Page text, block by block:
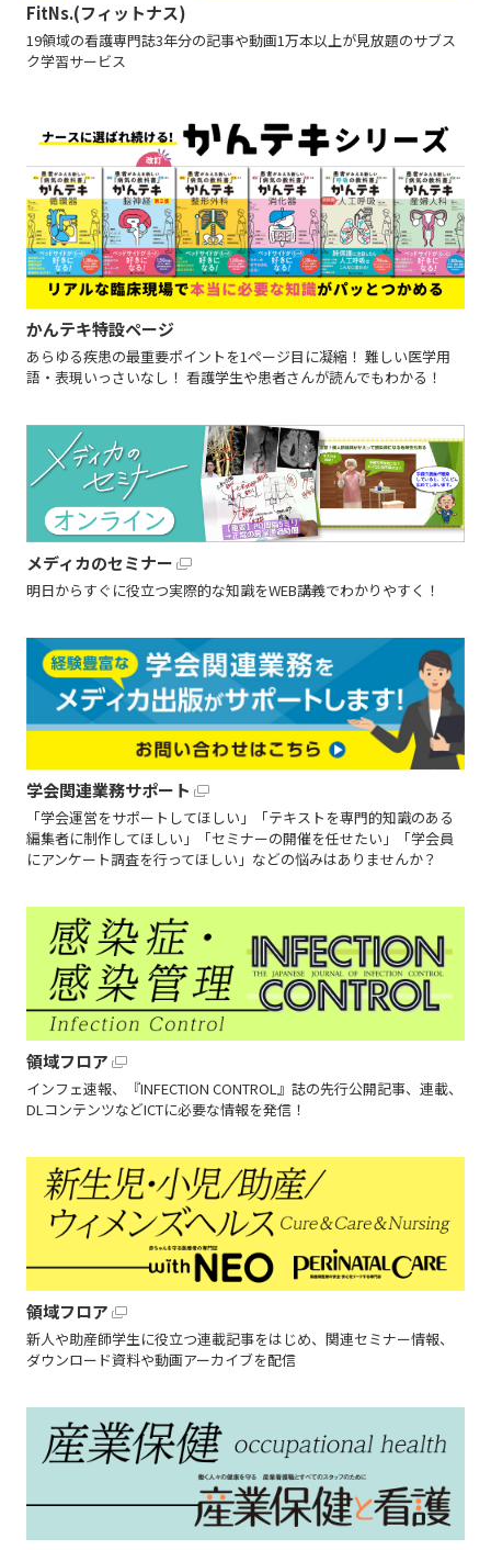
FitNs.(フィットナス)
19領域の看護専門誌3年分の記事や動画1万本以上が見放題のサブス
ク学習サービス
かんテキ特設ページ
あらゆる疾患の最重要ポイントを1ページ目に凝縮！ 難しい医学用
語・表現いっさいなし！ 看護学生や患者さんが読んでもわかる！
メディカのセミナー
明日からすぐに役立つ実際的な知識をWEB講義でわかりやすく！
学会関連業務サポート
「学会運営をサポートしてほしい」「テキストを専門的知識のある
編集者に制作してほしい」「セミナーの開催を任せたい」「学会員
にアンケート調査を行ってほしい」などの悩みはありませんか？
領域フロア
インフェ速報、『INFECTION CONTROL』誌の先行公開記事、連載、
DLコンテンツなどICTに必要な情報を発信！
領域フロア
新人や助産師学生に役立つ連載記事をはじめ、関連セミナー情報、
ダウンロード資料や動画アーカイブを配信